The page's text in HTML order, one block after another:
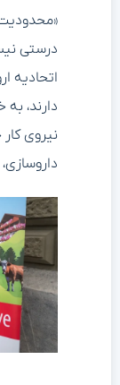
درستی
اتحادیه
دارند،
نیروی